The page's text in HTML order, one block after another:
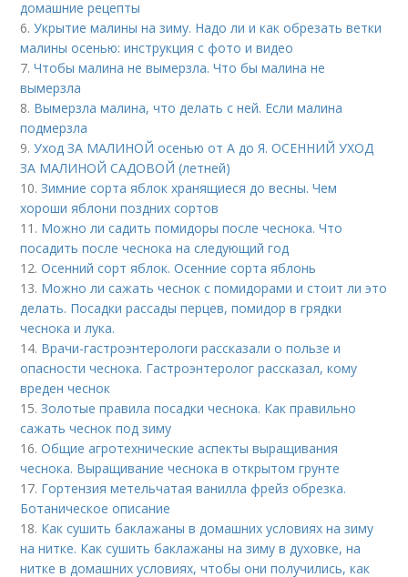
домашние рецепты
6.Укрытие малины на зиму. Надо ли и как обрезать ветки
малины осенью: инструкция с фото и видео
7.Чтобы малина не вымерзла. Что бы малина не
вымерзла
8. Вымерзла малина, что делать с ней. Если малина
подмерзла
9.Уход ЗА МАЛИНОЙ осенью от А до Я. ОСЕННИЙ УХОД
ЗА МАЛИНОЙ САДОВОЙ (летней)
10.Зимние сорта яблок хранящиеся до весны. Чем
хороши яблони поздних сортов
11. Можно ли садить помидоры после чеснока. Что
посадить после чеснока на следующий год
12.Осенний сорт яблок. Осенние сорта яблонь
13. Можно ли сажать чеснок с помидорами и стоит ли это
делать. Посадки рассады перцев, помидор в грядки
чеснока и лука.
14. Врачи-гастроэнтерологи рассказали о пользе и
опасности чеснока. Гастроэнтеролог рассказал, кому
вреден чеснок
15.Золотые правила посадки чеснока. Как правильно
сажать чеснок под зиму
16.Общие агротехнические аспекты выращивания
чеснока. Выращивание чеснока в открытом грунте
17. Гортензия метельчатая ванилла фрейз обрезка.
Ботаническое описание
18. Как сушить баклажаны в домашних условиях на зиму
на нитке. Как сушить баклажаны на зиму в духовке, на
нитке в домашних условиях, чтобы они получились, как